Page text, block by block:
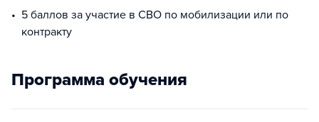
5 баллов за участие в СВО по мобилизации или по
контракту
Программа обучения